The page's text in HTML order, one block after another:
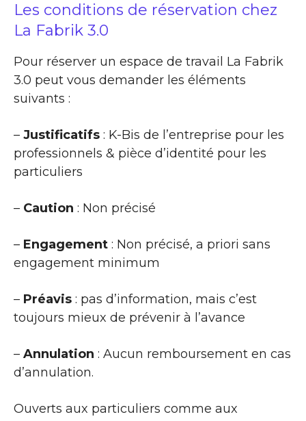
Les conditions de réservation chez
La Fabrik 3.0
Pour réserver un espace de travail La Fabrik
3.0 peut vous demander les éléments
suivants :
– Justificatifs : K-Bis de l’entreprise pour les
professionnels & pièce d’identité pour les
particuliers
– Caution : Non précisé
– Engagement : Non précisé, a priori sans
engagement minimum
– Préavis : pas d’information, mais c’est
toujours mieux de prévenir à l’avance
– Annulation : Aucun remboursement en cas
d’annulation.
Ouverts aux particuliers comme aux